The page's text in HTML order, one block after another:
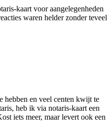
kaart voor aangelegenheden
waren helder zonder teveel
hebben en veel centen kwijt te
heb ik via notaris-kaart een
iets meer, maar levert ook een